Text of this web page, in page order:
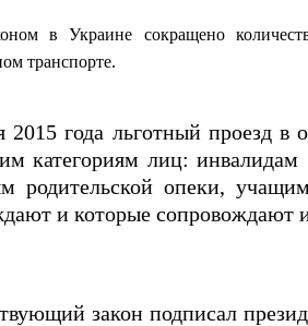
в Украине сокращено
транспорте.
года льготный проезд в
категориям лиц:
родительской опеки,
и которые сопровождают
закон подписал